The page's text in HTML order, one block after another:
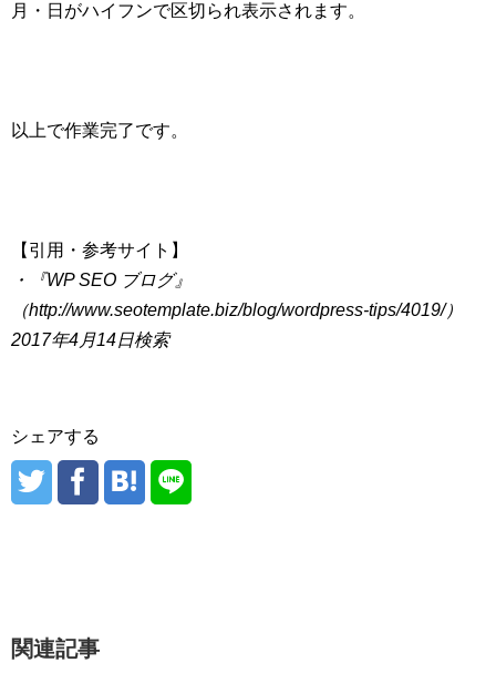
月・日がハイフンで区切られ表示されます。
以上で作業完了です。
【引用・参考サイト】
・『WP SEO ブログ』
（http://www.seotemplate.biz/blog/wordpress-tips/4019/）
2017年4月14日検索
シェアする
関連記事